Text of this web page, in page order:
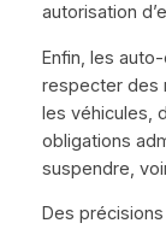
autorisation
Enfin, les
respecter des
les véhicules,
obligations
suspendre,
Des